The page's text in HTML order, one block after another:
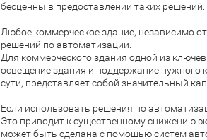
бесценны в предоставлении таких решений.
Любое коммерческое здание, независимо
решений по автоматизации.
Для коммерческого здания одной из
освещение здания и поддержание нужного
сути, представляет собой значительный
Если использовать решения по
Это приводит к существенному снижению
может быть сделана с помощью систем